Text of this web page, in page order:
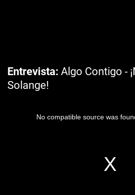
Entrevista Algo Contigo -
Solange!
No compatible source was